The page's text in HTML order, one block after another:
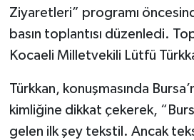
Ziyaretleri” programı
basın toplantısı düzenledi.
Kocaeli Milletvekili Lütfü
Türkkan, konuşmasında
kimliğine dikkat çekerek,
gelen ilk şey tekstil. Ancak